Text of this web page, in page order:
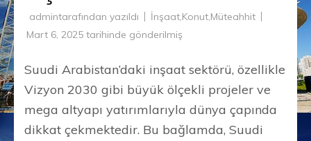
admintarafından yazıldı İnşaat,Konut,Müteahhit
Mart 6, 2025 tarihinde gönderilmiş
Suudi Arabistan’daki inşaat sektörü, özellikle
Vizyon 2030 gibi büyük ölçekli projeler ve
mega altyapı yatırımlarıyla dünya çapında
dikkat çekmektedir. Bu bağlamda, Suudi